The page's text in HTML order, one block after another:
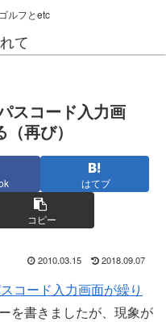
ルフとetc
て
スコード入力画
再び）
はてブ
コピー
2010.03.15 2018.09.07
コード入力画面が繰り
を書きましたが、現象が